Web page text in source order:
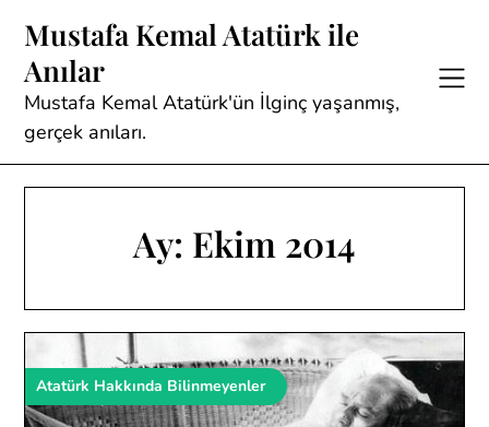
content
Mustafa Kemal Atatürk ile
Anılar
Mustafa Kemal Atatürk'ün İlginç yaşanmış,
gerçek anıları.
Ay: Ekim 2014
Atatürk Hakkında Bilinmeyenler